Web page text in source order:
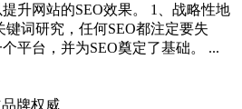
升网站的SEO效果。 1、战略性地
词研究，任何SEO都注定要失
平台，并为SEO奠定了基础。 ...